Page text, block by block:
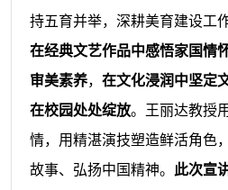
持五育并举，深耕美育建设工
在经典文艺作品中感悟家国情
审美素养， 在文化浸润中坚定
在校园处处绽放。王丽达教授
情，用精湛演技塑造鲜活角色
故事、弘扬中国精神。
此次宣